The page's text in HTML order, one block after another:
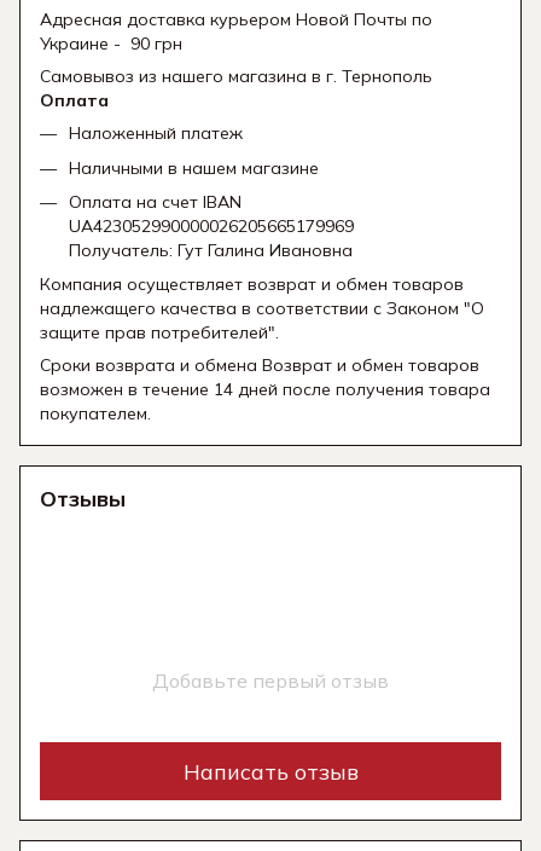
Адресная доставка курьером Новой Почты по
Украине - 90 грн
Самовывоз из нашего магазина в г. Тернополь
Оплата
Наложенный платеж
Наличными в нашем магазине
Оплата на счет IBAN
UA423052990000026205665179969
Получатель: Гут Галина Ивановна
Компания осуществляет возврат и обмен товаров
надлежащего качества в соответствии с Законом "О
защите прав потребителей".
Сроки возврата и обмена Возврат и обмен товаров
возможен в течение 14 дней после получения товара
покупателем.
Отзывы
Добавьте первый отзыв
Написать отзыв